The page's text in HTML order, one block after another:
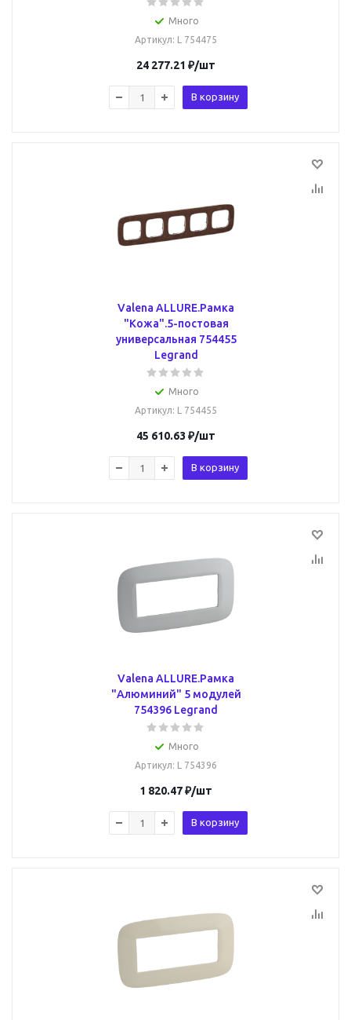
Много
Артикул: L 754475
24 277.21 ₽/шт
В корзину
Valena ALLURE.Рамка
"Кожа".5-постовая
универсальная 754455
Legrand
Много
Артикул: L 754455
45 610.63 ₽/шт
В корзину
Valena ALLURE.Рамка
"Алюминий" 5 модулей
754396 Legrand
Много
Артикул: L 754396
1 820.47₽/шт
В корзину